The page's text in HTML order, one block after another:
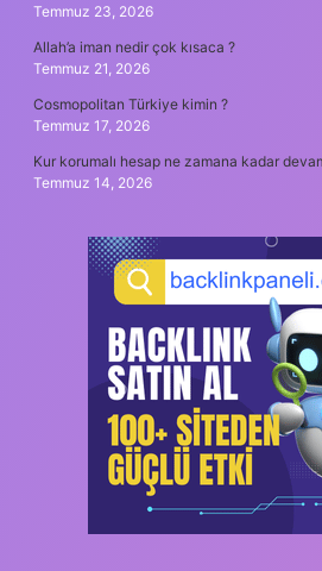
Temmuz 23, 2026
Allah’a iman nedir çok kısaca ?
Temmuz 21, 2026
Cosmopolitan Türkiye kimin ?
Temmuz 17, 2026
Kur korumalı hesap ne zamana kadar
Temmuz 14, 2026